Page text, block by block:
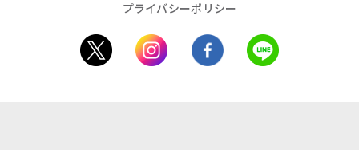
プライバシーポリシー